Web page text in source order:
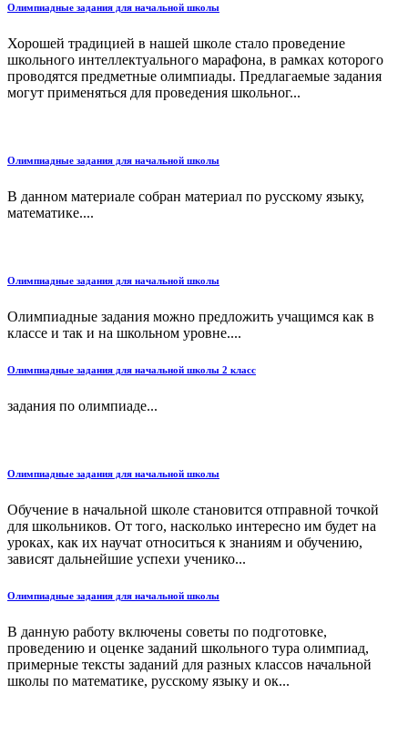
Олимпиадные задания для начальной школы
Хорошей традицией в нашей школе стало проведение
школьного интеллектуального марафона, в рамках которого
проводятся предметные олимпиады. Предлагаемые задания
могут применяться для проведения школьног...
Олимпиадные задания для начальной школы
В данном материале собран материал по русскому языку,
математике....
Олимпиадные задания для начальной школы
Олимпиадные задания можно предложить учащимся как в
классе и так и на школьном уровне....
Олимпиадные задания для начальной школы 2 класс
задания по олимпиаде...
Олимпиадные задания для начальной школы
Обучение в начальной школе становится отправной точкой
для школьников. От того, насколько интересно им будет на
уроках, как их научат относиться к знаниям и обучению,
зависят дальнейшие успехи ученико...
Олимпиадные задания для начальной школы
В данную работу включены советы по подготовке,
проведению и оценке заданий школьного тура олимпиад,
примерные тексты заданий для разных классов начальной
школы по математике, русскому языку и ок...